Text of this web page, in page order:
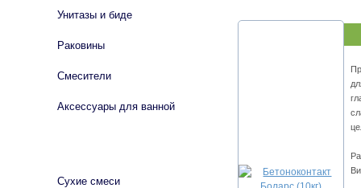
Унитазы и биде
Раковины
Смесители
Аксессуары для ванной
Сухие смеси